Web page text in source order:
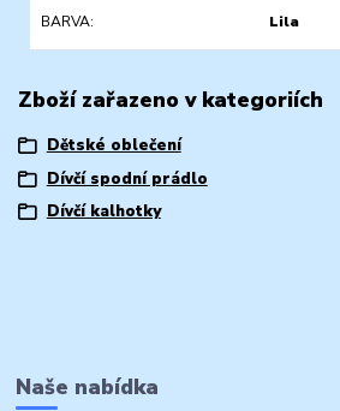
BARVA Lila
Zboží zařazeno v kategoriích
Dětské oblečení
Dívčí spodní prádlo
Dívčí kalhotky
Naše nabídka